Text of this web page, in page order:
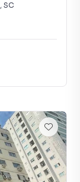
, SC